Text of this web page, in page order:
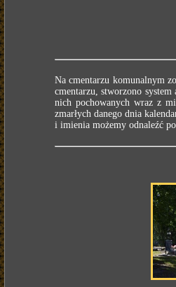
Na cmentarzu komunalnym
cmentarzu, stworzono
nich pochowanych wraz z
zmarłych danego dnia
i imienia możemy odnaleźć